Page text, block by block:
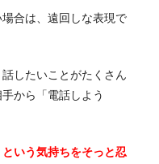
合は、遠回しな表現で
したいことがたくさん
から「電話しよう
いう気持ちをそっと忍